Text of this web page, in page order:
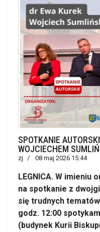
SPOTKANIE
WOJCIECHEM
zj 08 maj 2026 15:44
LEGNICA. W imieniu
na spotkanie z
się trudnych
godz. 12:00
(budynek Kurii